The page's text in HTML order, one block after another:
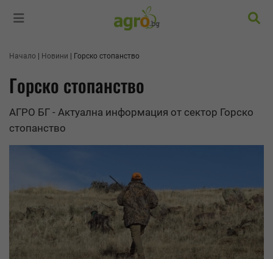
Начало Новини Горско стопанство
Горско стопанство
АГРО БГ - Актуална информация от сектор Горско
стопанство